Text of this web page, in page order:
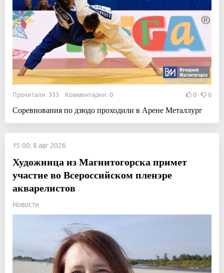
Прочитали: 333 Комментарии: 0 0 0
Соревнования по дзюдо проходили в Арене Металлург
15:00, 8 авг 2026
Художница из Магнитогорска примет
участие во Всероссийском пленэре
акварелистов
Новости